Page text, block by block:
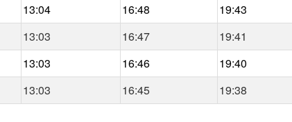
13:04 16:48 19:43
13:03 16:47 19:41
13:03 16:46 19:40
13:03 16:45 19:38